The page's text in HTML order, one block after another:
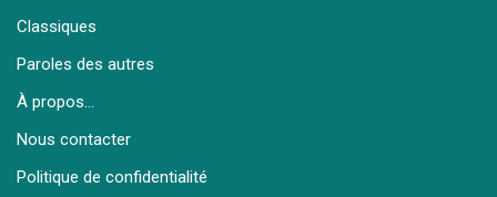
Classiques
Paroles des autres
À propos…
Nous contacter
Politique de confidentialité